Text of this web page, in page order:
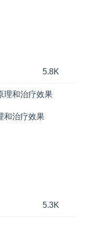
5.8K
和治疗效果
5.3K